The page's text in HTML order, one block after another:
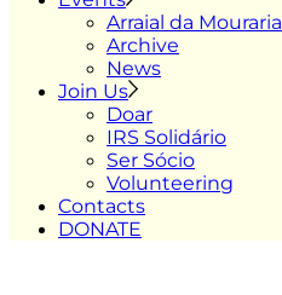
Arraial da Mouraria
Archive
News
Join Us
Doar
IRS Solidário
Ser Sócio
Volunteering
Contacts
DONATE